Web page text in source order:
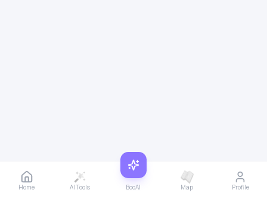
Home AI Tools BooAI Map Profile